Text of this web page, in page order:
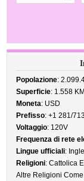
Popolazione:
Superficie: 1.558
Moneta: USD
Prefisso: +1 281/
Voltaggio: 120V
Frequenza di rete
Lingue ufficiali:
Religioni: Cattolica
Altre Religioni